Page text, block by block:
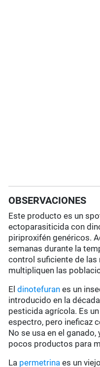
OBSERVACIONES
Este producto es un
ectoparasiticida con
piriproxifén genéricos.
semanas durante la
control suficiente de las
multipliquen las
Eldinotefuran es un
introducido en la
pesticida agrícola. Es
espectro, pero ineficaz
No se usa en el
pocos productos para
La permetrina es un